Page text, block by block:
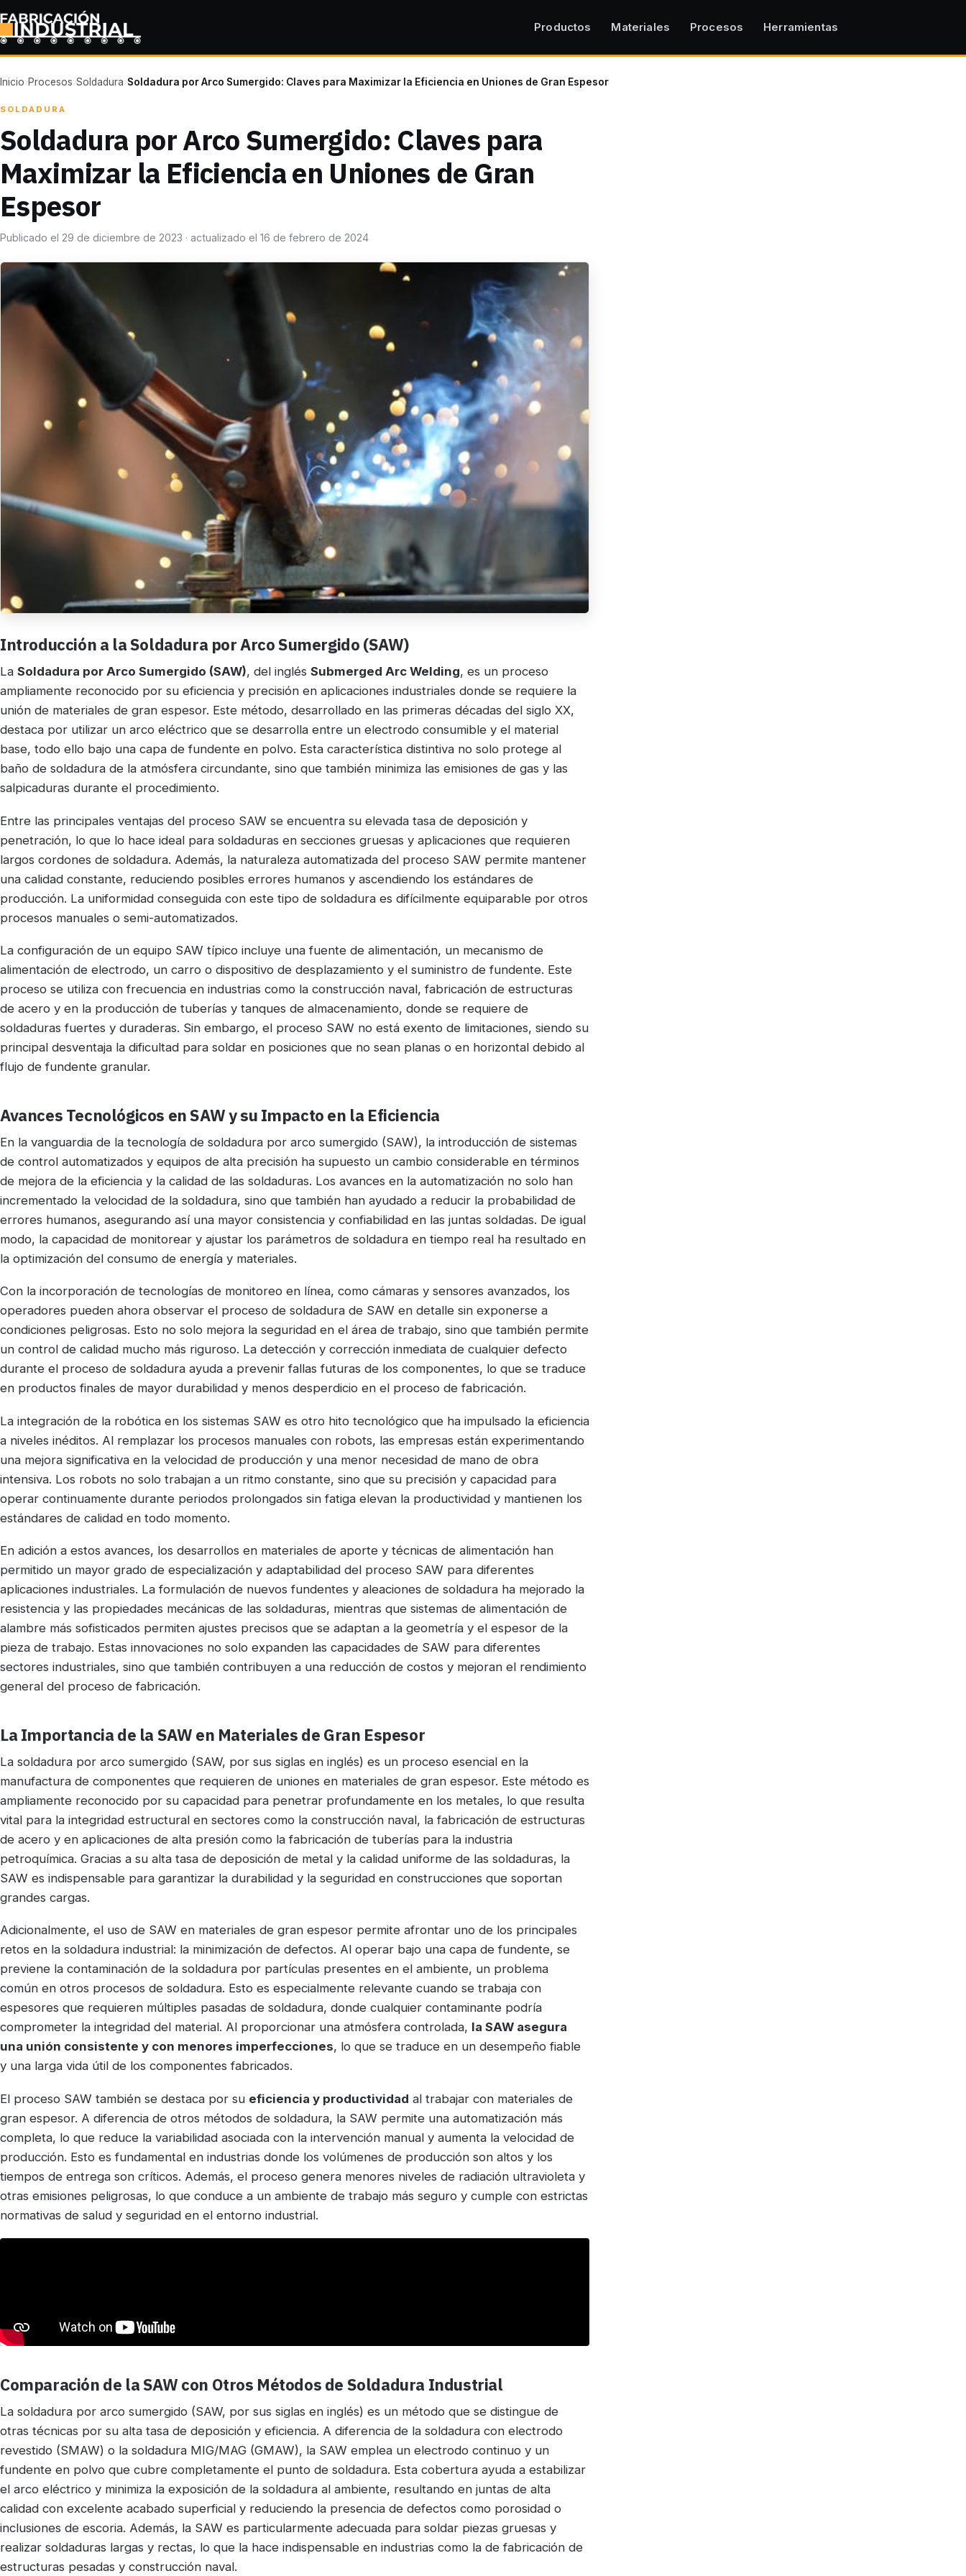
Productos Materiales Procesos Herramientas
Inicio›Procesos›Soldadura›Soldadura por Arco Sumergido: Claves para Maximizar la Eficiencia en Uniones de Gran Espesor
SOLDADURA
Soldadura por Arco Sumergido: Claves para
Maximizar la Eficiencia en Uniones de Gran
Espesor
Publicado el 29 de diciembre de 2023 · actualizado el 16 de febrero de 2024
Introducción a la Soldadura por Arco Sumergido (SAW)
La Soldadura por Arco Sumergido (SAW), del inglés Submerged Arc Welding, es un proceso
ampliamente reconocido por su eficiencia y precisión en aplicaciones industriales donde se requiere la
unión de materiales de gran espesor. Este método, desarrollado en las primeras décadas del siglo XX,
destaca por utilizar un arco eléctrico que se desarrolla entre un electrodo consumible y el material
base, todo ello bajo una capa de fundente en polvo. Esta característica distintiva no solo protege al
baño de soldadura de la atmósfera circundante, sino que también minimiza las emisiones de gas y las
salpicaduras durante el procedimiento.
Entre las principales ventajas del proceso SAW se encuentra su elevada tasa de deposición y
penetración, lo que lo hace ideal para soldaduras en secciones gruesas y aplicaciones que requieren
largos cordones de soldadura. Además, la naturaleza automatizada del proceso SAW permite mantener
una calidad constante, reduciendo posibles errores humanos y ascendiendo los estándares de
producción. La uniformidad conseguida con este tipo de soldadura es difícilmente equiparable por otros
procesos manuales o semi-automatizados.
La configuración de un equipo SAW típico incluye una fuente de alimentación, un mecanismo de
alimentación de electrodo, un carro o dispositivo de desplazamiento y el suministro de fundente. Este
proceso se utiliza con frecuencia en industrias como la construcción naval, fabricación de estructuras
de acero y en la producción de tuberías y tanques de almacenamiento, donde se requiere de
soldaduras fuertes y duraderas. Sin embargo, el proceso SAW no está exento de limitaciones, siendo su
principal desventaja la dificultad para soldar en posiciones que no sean planas o en horizontal debido al
flujo de fundente granular.
Avances Tecnológicos en SAW y su Impacto en la Eficiencia
En la vanguardia de la tecnología de soldadura por arco sumergido (SAW), la introducción de sistemas
de control automatizados y equipos de alta precisión ha supuesto un cambio considerable en términos
de mejora de la eficiencia y la calidad de las soldaduras. Los avances en la automatización no solo han
incrementado la velocidad de la soldadura, sino que también han ayudado a reducir la probabilidad de
errores humanos, asegurando así una mayor consistencia y confiabilidad en las juntas soldadas. De igual
modo, la capacidad de monitorear y ajustar los parámetros de soldadura en tiempo real ha resultado en
la optimización del consumo de energía y materiales.
Con la incorporación de tecnologías de monitoreo en línea, como cámaras y sensores avanzados, los
operadores pueden ahora observar el proceso de soldadura de SAW en detalle sin exponerse a
condiciones peligrosas. Esto no solo mejora la seguridad en el área de trabajo, sino que también permite
un control de calidad mucho más riguroso. La detección y corrección inmediata de cualquier defecto
durante el proceso de soldadura ayuda a prevenir fallas futuras de los componentes, lo que se traduce
en productos finales de mayor durabilidad y menos desperdicio en el proceso de fabricación.
La integración de la robótica en los sistemas SAW es otro hito tecnológico que ha impulsado la eficiencia
a niveles inéditos. Al remplazar los procesos manuales con robots, las empresas están experimentando
una mejora significativa en la velocidad de producción y una menor necesidad de mano de obra
intensiva. Los robots no solo trabajan a un ritmo constante, sino que su precisión y capacidad para
operar continuamente durante periodos prolongados sin fatiga elevan la productividad y mantienen los
estándares de calidad en todo momento.
En adición a estos avances, los desarrollos en materiales de aporte y técnicas de alimentación han
permitido un mayor grado de especialización y adaptabilidad del proceso SAW para diferentes
aplicaciones industriales. La formulación de nuevos fundentes y aleaciones de soldadura ha mejorado la
resistencia y las propiedades mecánicas de las soldaduras, mientras que sistemas de alimentación de
alambre más sofisticados permiten ajustes precisos que se adaptan a la geometría y el espesor de la
pieza de trabajo. Estas innovaciones no solo expanden las capacidades de SAW para diferentes
sectores industriales, sino que también contribuyen a una reducción de costos y mejoran el rendimiento
general del proceso de fabricación.
La Importancia de la SAW en Materiales de Gran Espesor
La soldadura por arco sumergido (SAW, por sus siglas en inglés) es un proceso esencial en la
manufactura de componentes que requieren de uniones en materiales de gran espesor. Este método es
ampliamente reconocido por su capacidad para penetrar profundamente en los metales, lo que resulta
vital para la integridad estructural en sectores como la construcción naval, la fabricación de estructuras
de acero y en aplicaciones de alta presión como la fabricación de tuberías para la industria
petroquímica. Gracias a su alta tasa de deposición de metal y la calidad uniforme de las soldaduras, la
SAW es indispensable para garantizar la durabilidad y la seguridad en construcciones que soportan
grandes cargas.
Adicionalmente, el uso de SAW en materiales de gran espesor permite afrontar uno de los principales
retos en la soldadura industrial: la minimización de defectos. Al operar bajo una capa de fundente, se
previene la contaminación de la soldadura por partículas presentes en el ambiente, un problema
común en otros procesos de soldadura. Esto es especialmente relevante cuando se trabaja con
espesores que requieren múltiples pasadas de soldadura, donde cualquier contaminante podría
comprometer la integridad del material. Al proporcionar una atmósfera controlada, la SAW asegura
una unión consistente y con menores imperfecciones, lo que se traduce en un desempeño fiable
y una larga vida útil de los componentes fabricados.
El proceso SAW también se destaca por su eficiencia y productividad al trabajar con materiales de
gran espesor. A diferencia de otros métodos de soldadura, la SAW permite una automatización más
completa, lo que reduce la variabilidad asociada con la intervención manual y aumenta la velocidad de
producción. Esto es fundamental en industrias donde los volúmenes de producción son altos y los
tiempos de entrega son críticos. Además, el proceso genera menores niveles de radiación ultravioleta y
otras emisiones peligrosas, lo que conduce a un ambiente de trabajo más seguro y cumple con estrictas
normativas de salud y seguridad en el entorno industrial.
Comparación de la SAW con Otros Métodos de Soldadura Industrial
La soldadura por arco sumergido (SAW, por sus siglas en inglés) es un método que se distingue de
otras técnicas por su alta tasa de deposición y eficiencia. A diferencia de la soldadura con electrodo
revestido (SMAW) o la soldadura MIG/MAG (GMAW), la SAW emplea un electrodo continuo y un
fundente en polvo que cubre completamente el punto de soldadura. Esta cobertura ayuda a estabilizar
el arco eléctrico y minimiza la exposición de la soldadura al ambiente, resultando en juntas de alta
calidad con excelente acabado superficial y reduciendo la presencia de defectos como porosidad o
inclusiones de escoria. Además, la SAW es particularmente adecuada para soldar piezas gruesas y
realizar soldaduras largas y rectas, lo que la hace indispensable en industrias como la de fabricación de
estructuras pesadas y construcción naval.